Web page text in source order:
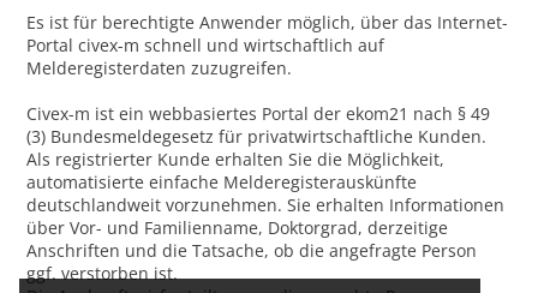
Es ist für berechtigte Anwender möglich, über das Internet-
Portal civex-m schnell und wirtschaftlich auf
Melderegisterdaten zuzugreifen.
Civex-m ist ein webbasiertes Portal der ekom21 nach § 49
(3) Bundesmeldegesetz für privatwirtschaftliche Kunden.
Als registrierter Kunde erhalten Sie die Möglichkeit,
automatisierte einfache Melderegisterauskünfte
deutschlandweit vorzunehmen. Sie erhalten Informationen
über Vor- und Familienname, Doktorgrad, derzeitige
Anschriften und die Tatsache, ob die angefragte Person
ggf. verstorben ist.